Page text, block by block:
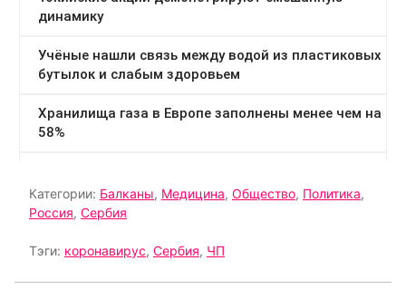
Категории: Балканы, Медицина, Общество, Политика,
Россия, Сербия
Тэги: коронавирус, Сербия, ЧП